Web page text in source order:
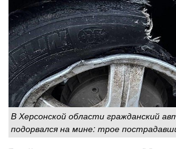
В Херсонской области гражданский
подорвался на мине: трое